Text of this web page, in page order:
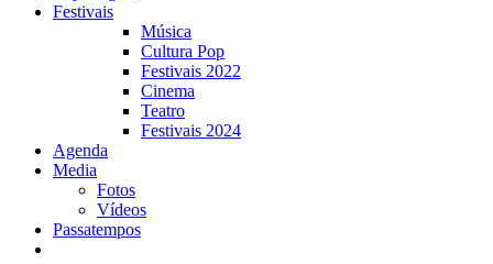
Festivais
Música
Cultura Pop
Festivais 2022
Cinema
Teatro
Festivais 2024
Agenda
Media
Fotos
Vídeos
Passatempos